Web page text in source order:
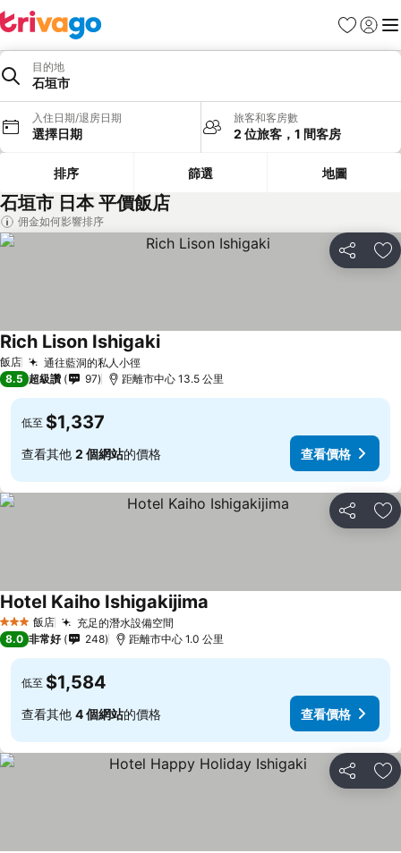
我的最愛
登入 選
目的地
石垣市
入住日期/退房日期
選擇日期
旅客和客房數
2 位旅客，1 間客房
排序 篩選 地圖
石垣市 日本 平價飯店
佣金如何影響排序
分享 加
飯店 通往藍洞的私人小徑
Rich Lison Ishigaki
8.5 超級讚 97 距離市中心 13.5 公里
低至 $1,337
查看其他 2 個網站的價格 查看價格
分享 加
3 星級 飯店 充足的潛水設備空間
Hotel Kaiho Ishigakijima
8.0 非常好 248 距離市中心 1.0 公里
低至 $1,584
查看其他 4 個網站的價格 查看價格
分享 加